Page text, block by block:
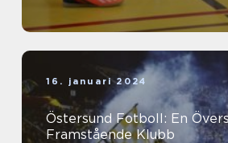
16. januari 2024
Östersund Fotboll: En
Framstående Klubb